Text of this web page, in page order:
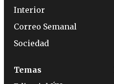
Interior
Correo Semanal
Sociedad
Temas